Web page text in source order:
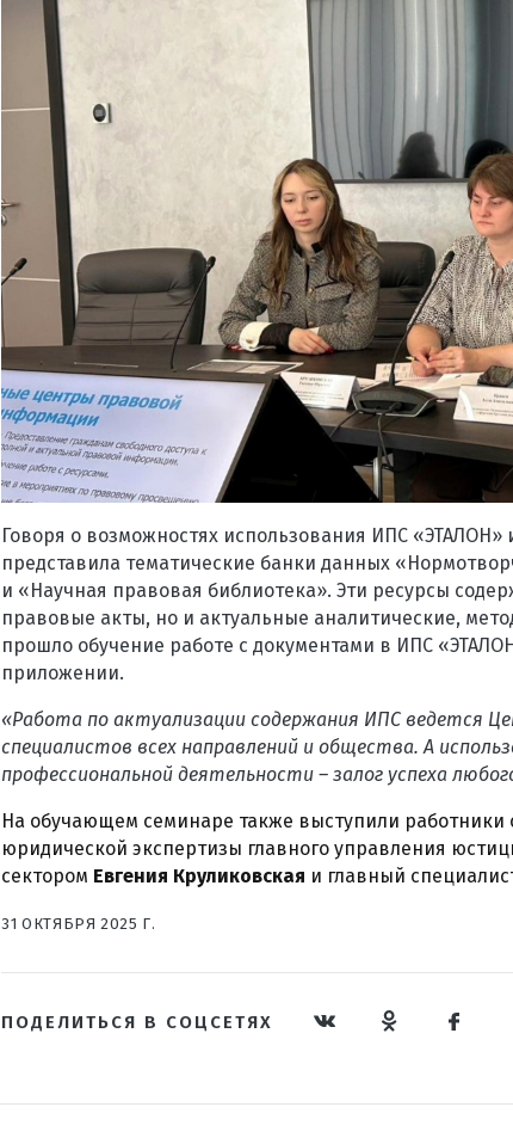
Говоря о возможностях использования ИПС
представила тематические банки данных
и «Научная правовая библиотека». Эти ресурсы
правовые акты, но и актуальные аналитические,
прошло обучение работе с документами в ИПС
приложении.
«Работа по актуализации содержания ИПС ведется
специалистов всех направлений и общества. А
профессиональной деятельности – залог успеха
На обучающем семинаре также выступили работники
юридической экспертизы главного управления
сектором Евгения Круликовская и главный
31 ОКТЯБРЯ 2025 Г.
ПОДЕЛИТЬСЯ В СОЦСЕТЯХ